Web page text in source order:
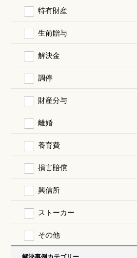
特有財産
生前贈与
解決金
調停
財産分与
離婚
養育費
損害賠償
興信所
ストーカー
その他